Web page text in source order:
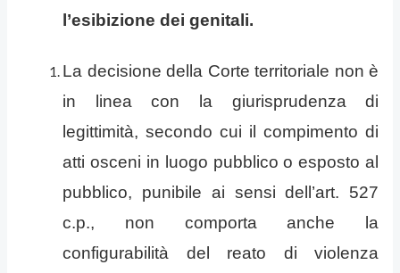
l’esibizione dei genitali.
La decisione della Corte territoriale non è
in linea con la giurisprudenza di
legittimità, secondo cui il compimento di
atti osceni in luogo pubblico o esposto al
pubblico, punibile ai sensi dell’art. 527
c.p., non comporta anche la
configurabilità del reato di violenza